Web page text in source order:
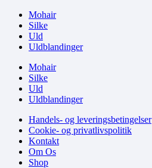
Mohair
Silke
Uld
Uldblandinger
Mohair
Silke
Uld
Uldblandinger
Handels- og leveringsbetingelser
Cookie- og privatlivspolitik
Kontakt
Om Os
Shop